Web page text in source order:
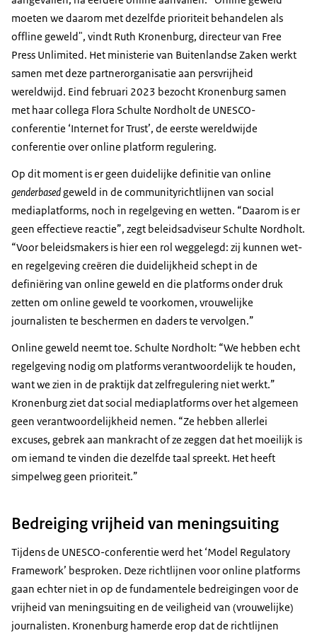
moeten we daarom met dezelfde prioriteit behandelen als
offline geweld", vindt Ruth Kronenburg, directeur van Free
Press Unlimited. Het ministerie van Buitenlandse Zaken werkt
samen met deze partnerorganisatie aan persvrijheid
wereldwijd. Eind februari 2023 bezocht Kronenburg samen
met haar collega Flora Schulte Nordholt de UNESCO-
conferentie ‘Internet for Trust’, de eerste wereldwijde
conferentie over online platform regulering.
Op dit moment is er geen duidelijke definitie van online
genderbasedgeweld in de communityrichtlijnen van social
mediaplatforms, noch in regelgeving en wetten. “Daarom is er
geen effectieve reactie”, zegt beleidsadviseur Schulte Nordholt.
“Voor beleidsmakers is hier een rol weggelegd: zij kunnen wet-
en regelgeving creëren die duidelijkheid schept in de
definiëring van online geweld en die platforms onder druk
zetten om online geweld te voorkomen, vrouwelijke
journalisten te beschermen en daders te vervolgen.”
Online geweld neemt toe. Schulte Nordholt: “We hebben echt
regelgeving nodig om platforms verantwoordelijk te houden,
want we zien in de praktijk dat zelfregulering niet werkt.”
Kronenburg ziet dat social mediaplatforms over het algemeen
geen verantwoordelijkheid nemen. “Ze hebben allerlei
excuses, gebrek aan mankracht of ze zeggen dat het moeilijk is
om iemand te vinden die dezelfde taal spreekt. Het heeft
simpelweg geen prioriteit.”
Bedreiging vrijheid van meningsuiting
Tijdens de UNESCO-conferentie werd het ‘Model Regulatory
Framework’ besproken. Deze richtlijnen voor online platforms
gaan echter niet in op de fundamentele bedreigingen voor de
vrijheid van meningsuiting en de veiligheid van (vrouwelijke)
journalisten. Kronenburg hamerde erop dat de richtlijnen